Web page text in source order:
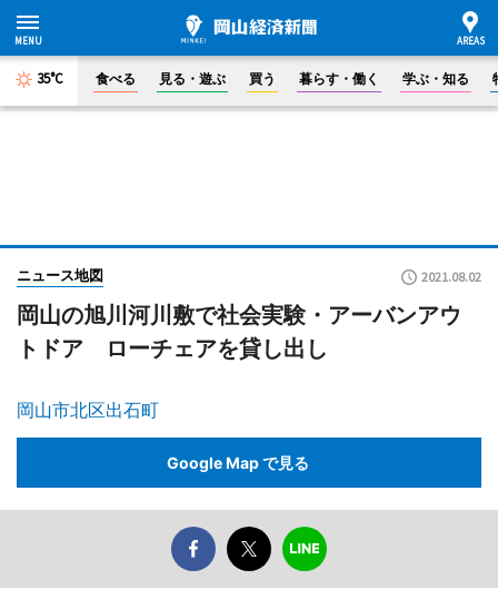
35°C 食べる 見る・遊ぶ 買う 暮らす・働く 学ぶ・知る
ニュース地図 2021.08.02
岡山の旭川河川敷で社会実験・アーバンアウ
トドア ローチェアを貸し出し
岡山市北区出石町
Google Map で見る